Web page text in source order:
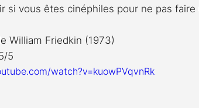
si vous êtes cinéphiles pour ne pas
William Friedkin (1973)
5
watch?v=kuowPVqvnRk